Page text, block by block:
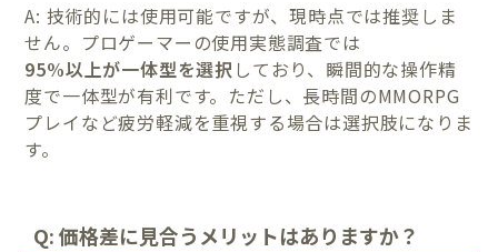
A: 技術的には使用可能ですが、現時点では推奨しま
せん。プロゲーマーの使用実態調査では
95%以上が一体型を選択 しており、瞬間的な操作精
度で一体型が有利です。ただし、長時間のMMORPG
プレイなど疲労軽減を重視する場合は選択肢になりま
す。
Q: 価格差に見合うメリットはありますか？